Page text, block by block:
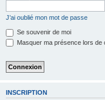
J’ai oublié mon mot de passe
Se souvenir de moi
Masquer ma présence lors de
INSCRIPTION